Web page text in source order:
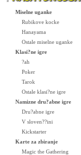
Miselne uganke
Rubikove kocke
Hanayama
Ostale miselne uganke
Klasi?ne igre
?ah
Poker
Tarok
Ostale klasi?ne igre
Namizne dru?abne igre
Dru?abne igre
V sloven??ini
Kickstarter
Karte za zbiranje
Magic the Gathering